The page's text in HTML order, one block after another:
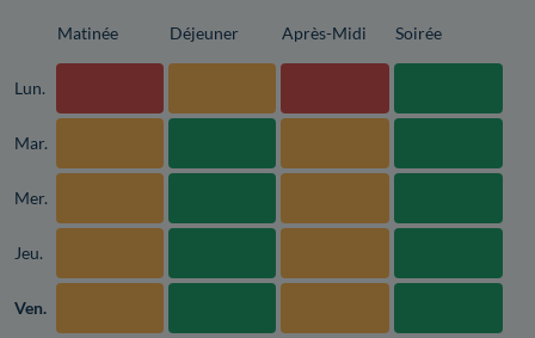
Matinée Déjeuner Après-Midi Soirée
Lun.
Mar.
Mer.
Jeu.
Ven.